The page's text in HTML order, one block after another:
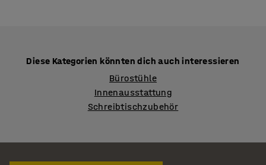
Diese Kategorien könnten dich auch interessieren
Bürostühle
Innenausstattung
Schreibtischzubehör